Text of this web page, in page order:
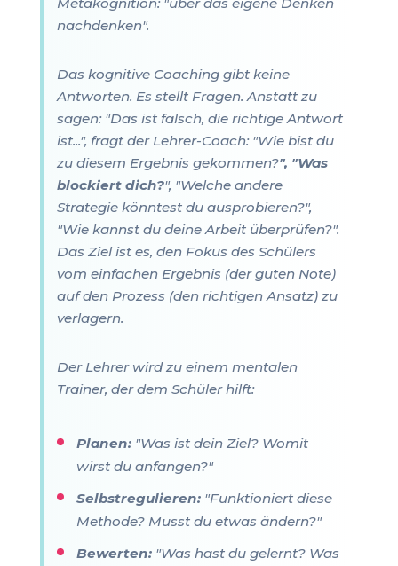
nachdenken".
Das kognitive Coaching gibt keine
Antworten. Es stellt Fragen. Anstatt zu
sagen: "Das ist falsch, die richtige Antwort
ist...", fragt der Lehrer-Coach: "Wie bist du
zu diesem Ergebnis gekommen?", "Was
blockiert dich?", "Welche andere
Strategie könntest du ausprobieren?",
"Wie kannst du deine Arbeit überprüfen?".
Das Ziel ist es, den Fokus des Schülers
vom einfachen Ergebnis (der guten Note)
auf den Prozess (den richtigen Ansatz) zu
verlagern.
Der Lehrer wird zu einem mentalen
Trainer, der dem Schüler hilft:
Planen:"Was ist dein Ziel? Womit
wirst du anfangen?"
Selbstregulieren:"Funktioniert diese
Methode? Musst du etwas ändern?"
Bewerten:"Was hast du gelernt? Was